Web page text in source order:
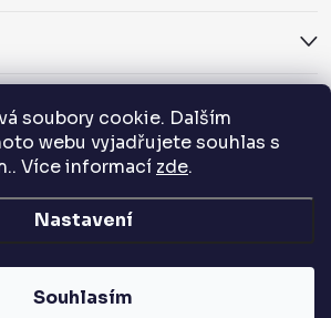
soubory cookie. Dalším
webu vyjadřujete souhlas s
Více informací zde.
Nastavení
Souhlasím